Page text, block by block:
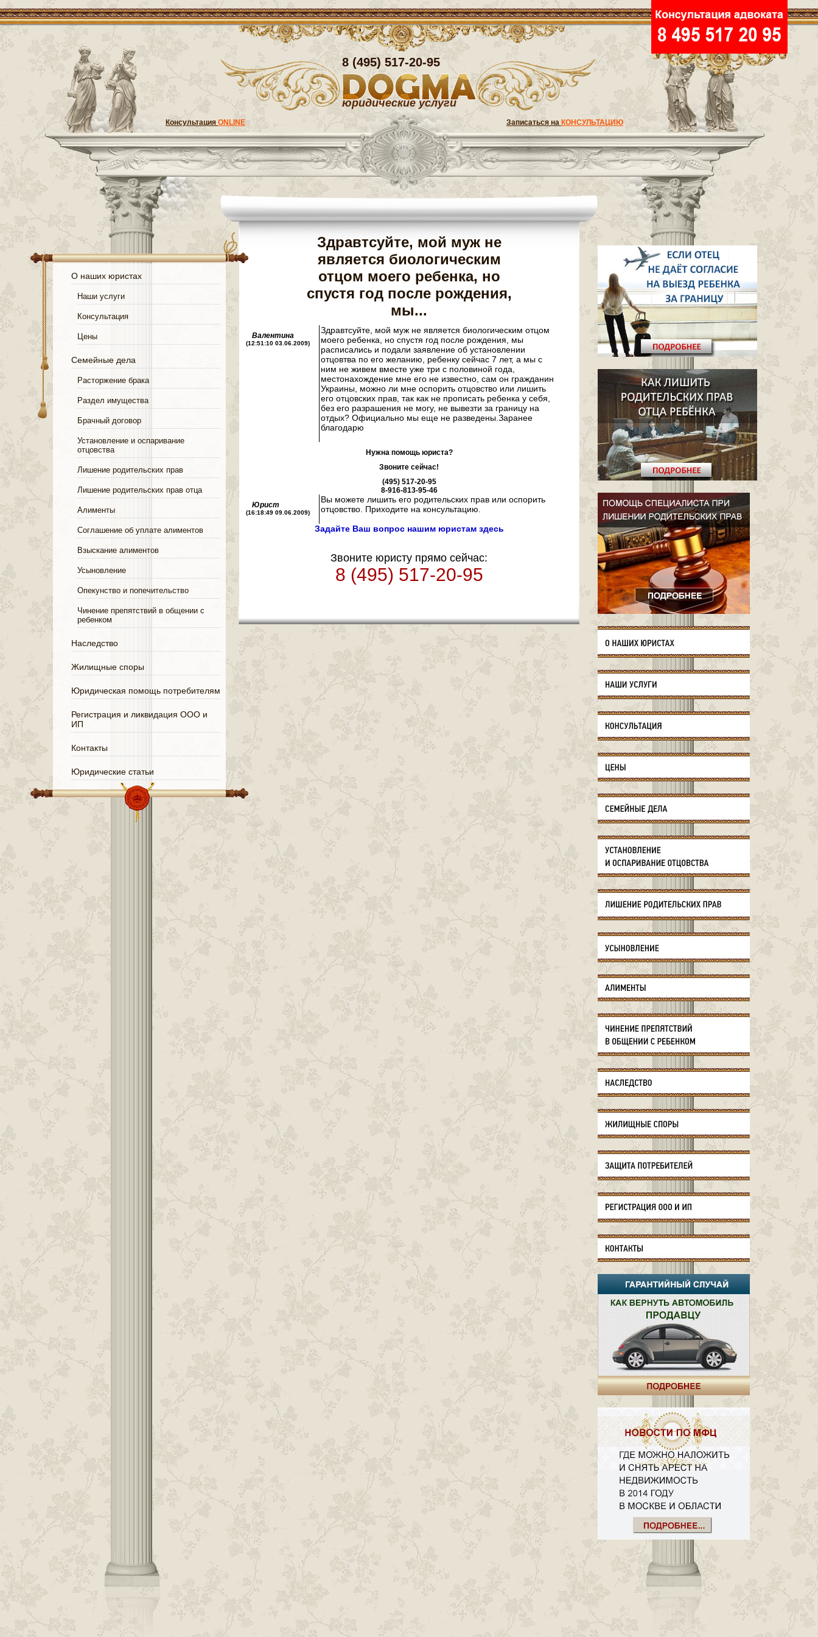
8 (495) 517-20-95
юридические услуги
Консультация ONLINE Записаться на КОНСУЛЬТАЦИЮ
О наших юристах
Наши услуги
Консультация
Цены
Семейные дела
Расторжение брака
Раздел имущества
Брачный договор
Установление и оспаривание
отцовства
Лишение родительских прав
Лишение родительских прав отца
Алименты
Соглашение об уплате алиментов
Взыскание алиментов
Усыновление
Опекунство и попечительство
Чинение препятствий в общении с
ребенком
Наследство
Жилищные споры
Юридическая помощь потребителям
Регистрация и ликвидация ООО и
ИП
Контакты
Юридические статьи
Здравтсуйте, мой муж не
является биологическим
отцом моего ребенка, но
спустя год после рождения,
мы...
Валентина
(12:51:10 03.06.2009)
Здравтсуйте, мой муж не является биологическим отцом
моего ребенка, но спустя год после рождения, мы
расписались и подали заявление об установлении
отцовтва по его желанию, ребенку сейчас 7 лет, а мы с
ним не живем вместе уже три с половиной года,
местонахождение мне его не известно, сам он гражданин
Украины, можно ли мне оспорить отцовство или лишить
его отцовских прав, так как не прописать ребенка у себя,
без его разрашения не могу, не вывезти за границу на
отдых? Официально мы еще не разведены.Заранее
благодарю
Нужна помощь юриста?
Звоните сейчас!
(495) 517-20-95
8-916-813-95-46
Юрист
(16:18:49 09.06.2009)
Вы можете лишить его родительских прав или оспорить
отцовство. Приходите на консультацию.
Задайте Ваш вопрос нашим юристам здесь
Звоните юристу прямо сейчас:
8 (495) 517-20-95